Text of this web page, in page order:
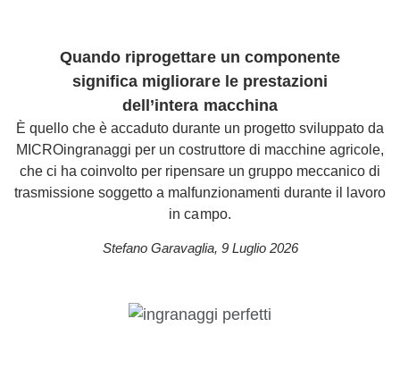
Quando riprogettare un componente
significa migliorare le prestazioni
dell’intera macchina
È quello che è accaduto durante un progetto sviluppato da
MICROingranaggi per un costruttore di macchine agricole,
che ci ha coinvolto per ripensare un gruppo meccanico di
trasmissione soggetto a malfunzionamenti durante il lavoro
in campo.
Stefano Garavaglia, 9 Luglio 2026